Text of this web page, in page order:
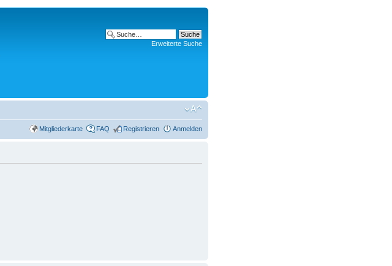
Erweiterte Suche
Mitgliederkarte FAQ Registrieren Anmelden